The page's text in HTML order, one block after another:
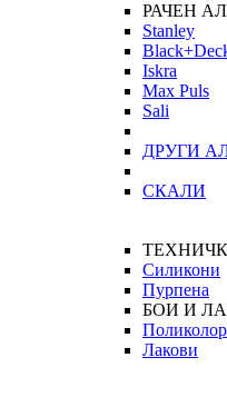
РАЧЕН
Stanley
Iskra
Max Puls
Sali
ДРУГИ
СКАЛИ
Силикони
Пурпена
БОИ И
Поликолор
Лакови